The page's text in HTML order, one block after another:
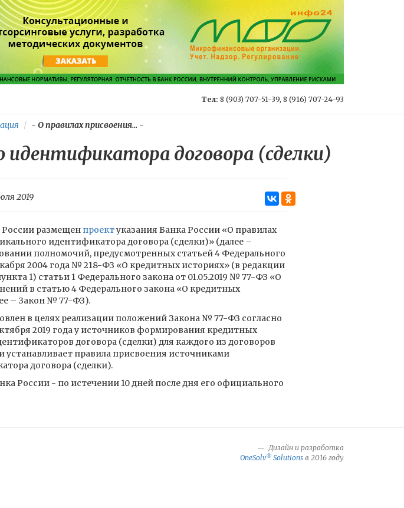
Тел: 8 (903) 707-51-39, 8 (916) 707-24-93
- О правилах присвоения... -
идентификатора договора (сделки)
2019
России размещен проектуказания Банка России «О правилах
идентификатора договора (сделки)» (далее –
полномочий, предусмотренных статьей 4 Федерального
2004 года № 218-ФЗ «О кредитных историях» (в редакции
1) статьи 1 Федерального закона от 01.05.2019 № 77-ФЗ «О
в статью 4 Федерального закона «О кредитных
– Закон № 77-ФЗ).
в целях реализации положений Закона № 77-ФЗ согласно
2019 года у источников формирования кредитных
договора (сделки) для каждого из договоров
устанавливает правила присвоения источниками
договора (сделки).
России - по истечении 10 дней после дня его официального
Дизайн и разработка
OneSolv® Solutions в 2016 году